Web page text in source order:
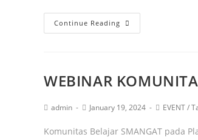
Continue Reading
WEBINAR
admin January 19, 2024 EVENT/
Komunitas Belajar SMANGAT pada